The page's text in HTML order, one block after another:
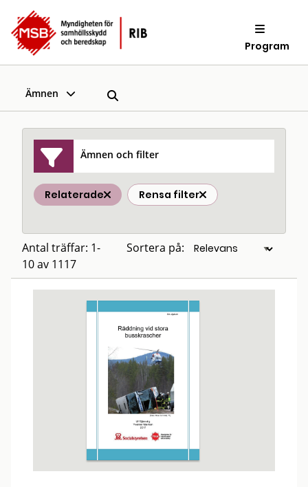
Program
Ämnen
Ämnen och filter
Relaterade Rensa filter
Antal träffar: 1-
10 av 1117
Sortera på: